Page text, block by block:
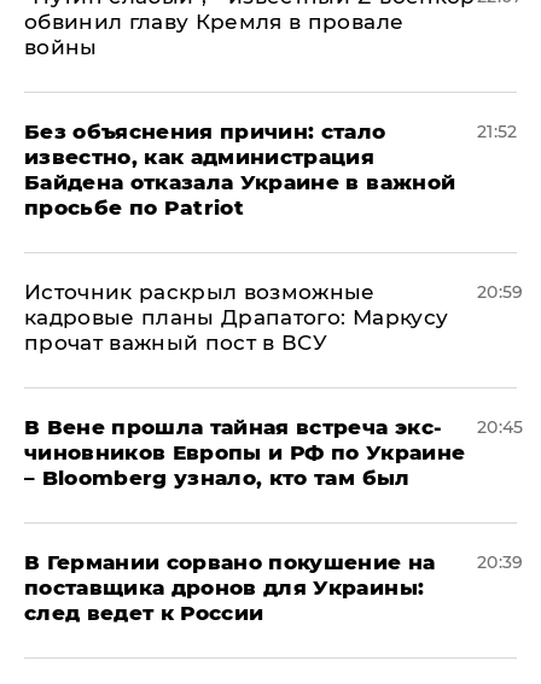
обвинил главу Кремля в провале
войны
Без объяснения причин: стало
известно, как администрация
Байдена отказала Украине в важной
просьбе по Patriot
21:52
​Источник раскрыл возможные
кадровые планы Драпатого: Маркусу
прочат важный пост в ВСУ
20:59
В Вене прошла тайная встреча экс-
чиновников Европы и РФ по Украине
– Bloomberg узнало, кто там был
20:45
​В Германии сорвано покушение на
поставщика дронов для Украины:
след ведет к России
20:39